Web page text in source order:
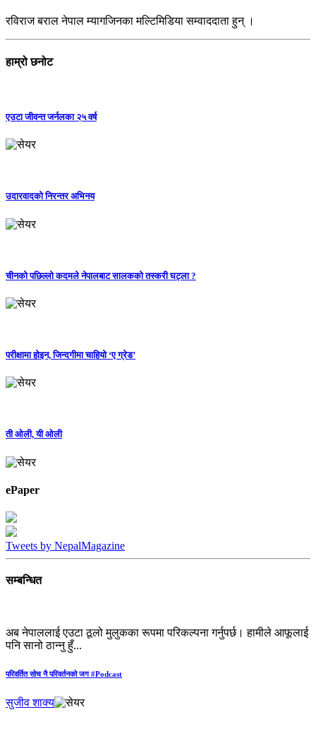
रविराज बराल नेपाल म्यागजिनका मल्टिमिडिया सम्वाददाता हुन् ।
हाम्रो छनोट
एउटा जीवन्त जर्नलका २५ वर्ष
उदारवादको निरन्तर अभिनय
चीनको पछिल्लो कदमले नेपालबाट सालकको तस्करी घट्ला ?
परीक्षामा होइन, जिन्दगीमा चाहियो ‘ए ग्रेड’
ती ओली, यी ओली
ePaper
Tweets by NepalMagazine
सम्बन्धित
अब नेपाललाई एउटा ठूलो मुलुकका रूपमा परिकल्पना गर्नुपर्छ। हामीले आफूलाई
पनि सानो ठान्नु हुँ...
परिवर्तित सोच नै परिवर्तनको जग #Podcast
सुजीव शाक्य